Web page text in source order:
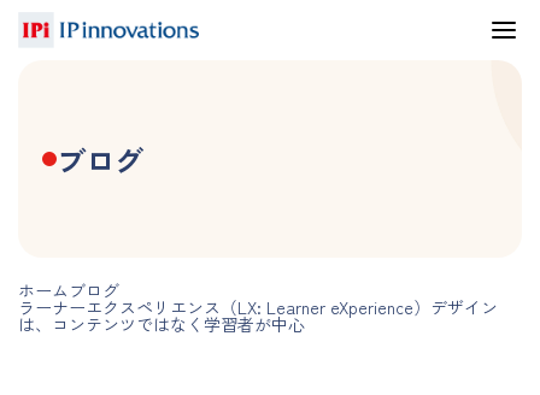
ブログ
ホーム ブログ
ラーナーエクスペリエンス（LX: Learner eXperience）デザイン
は、コンテンツではなく学習者が中心